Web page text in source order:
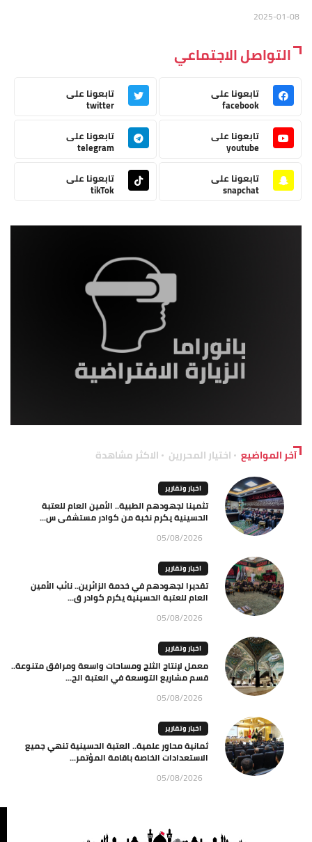
التواصل الاجتماعي
تابعونا على
facebook
تابعونا على
twitter
تابعونا على
youtube
تابعونا على
telegram
تابعونا على
snapchat
تابعونا على
tikTok
آخر المواضيع اختيار المحررين الاكثر مشاهدة
اخبار وتقارير
تثمينا لجهودهم الطبية.. الأمين العام للعتبة
الحسينية يكرم نخبة من كوادر مستشفى س...
05/08/2026
اخبار وتقارير
تقديرا لجهودهم في خدمة الزائرين.. نائب الأمين
العام للعتبة الحسينية يكرم كوادر ق...
05/08/2026
اخبار وتقارير
معمل لإنتاج الثلج ومساحات واسعة ومرافق متنوعة..
قسم مشاريع التوسعة في العتبة الح...
05/08/2026
اخبار وتقارير
ثمانية محاور علمية.. العتبة الحسينية تنهي جميع
الاستعدادات الخاصة باقامة المؤتمر...
05/08/2026